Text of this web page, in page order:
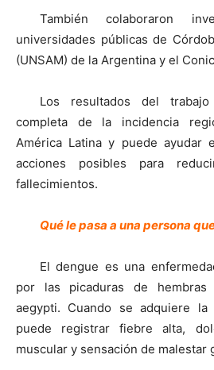
También colaboraron
universidades públicas de
(UNSAM) de la Argentina y el
Los resultados del
completa de la incidencia
América Latina y puede ayudar
acciones posibles para
fallecimientos.
Qué le pasa a una persona
El dengue es una
por las picaduras de hembras
aegypti. Cuando se adquiere
puede registrar fiebre alta,
muscular y sensación de malestar